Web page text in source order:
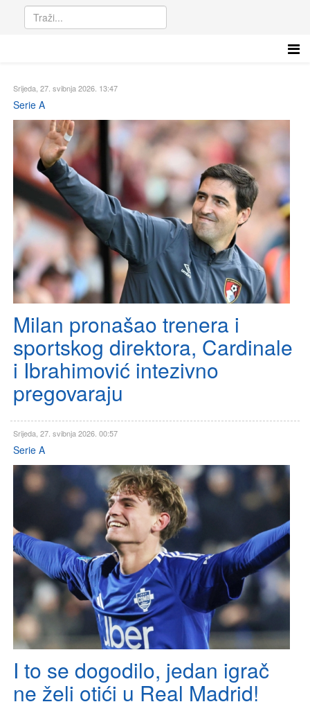
Srijeda, 27. svibnja 2026. 13:47
Serie A
Milan pronašao trenera i
sportskog direktora, Cardinale
i Ibrahimović intezivno
pregovaraju
Srijeda, 27. svibnja 2026. 00:57
Serie A
I to se dogodilo, jedan igrač
ne želi otići u Real Madrid!